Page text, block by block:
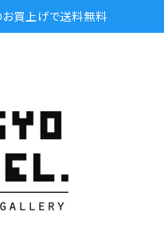
買上げで送料無料